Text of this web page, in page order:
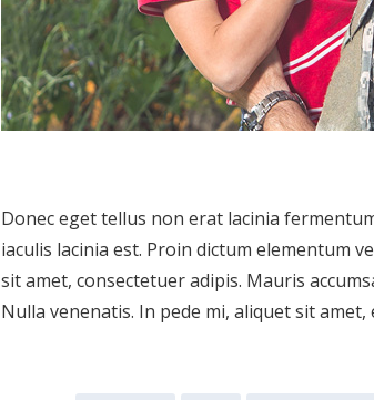
Donec eget tellus non erat lacinia
iaculis lacinia est. Proin dictum elementum
sit amet, consectetuer adipis. Mauris
Nulla venenatis. In pede mi, aliquet sit